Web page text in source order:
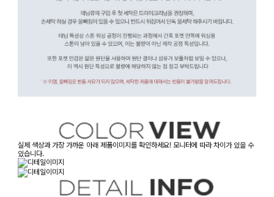
실제 색상과 가장 가까운 아래 제품이미지를 확인하세요! 모니터에 따라 차이가 있을 수
있습니다.